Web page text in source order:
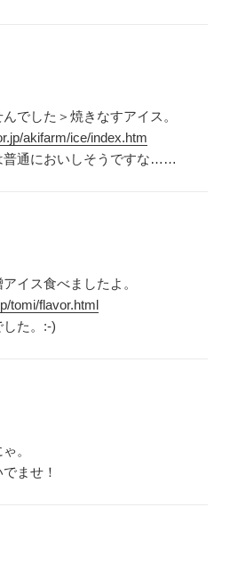
でした＞焼きなすアイス。
akifarm/ice/index.htm
普通においしそうですな……
イス食べましたよ。
tomi/flavor.html
た。:-)
。
ませ！